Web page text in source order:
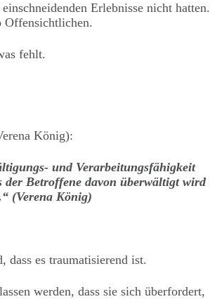
Erlebnisse nicht hatten.
Offensichtlichen.
fehlt.
König):
und Verarbeitungsfähigkeit
der Betroffene davon überwältigt wird
(Verena König)
dass es traumatisierend ist.
werden, dass sie sich überfordert,